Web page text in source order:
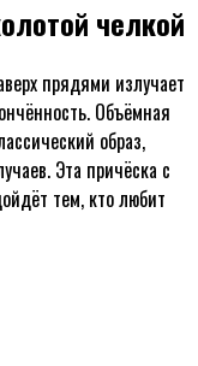
челкой
прядями излучает
Объёмная
образ,
Эта причёска с
тем, кто любит